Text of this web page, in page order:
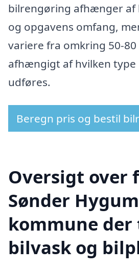
bilrengøring afhænger af
og opgavens omfang,
variere fra omkring 50-
afhængigt af hvilken
udføres.
Beregn pris og bestil
Oversigt over
Sønder
kommune
bilvask og